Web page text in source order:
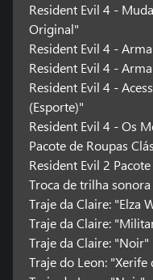
Resident Evil 4 -
Original"
Resident Evil 4 -
Resident Evil 4 -
Resident Evil 4 -
(Esporte)"
Resident Evil 4 - Os
Pacote de Roupas
Resident Evil 2
Troca de trilha
Traje da Claire: "Elza
Traje da Claire:
Traje da Claire: "Noir"
Traje do Leon: "Xerife